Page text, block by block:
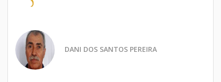
DANI DOS SANTOS PEREIRA